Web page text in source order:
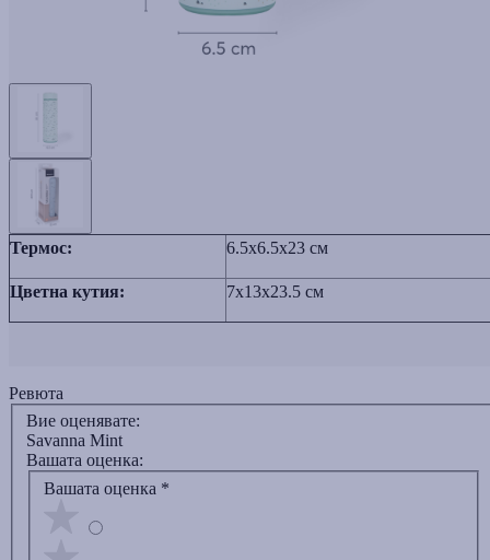
Термос: 6.5x6.5x23 см
Цветна кутия: 7x13x23.5 см
Ревюта
Вие оценявате:
Savanna Mint
Вашата оценка:
Вашата оценка *